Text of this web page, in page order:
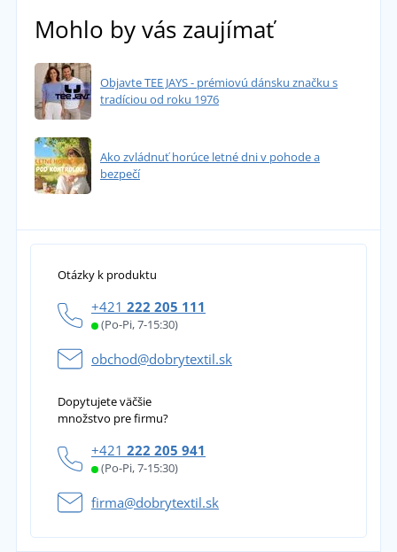
Mohlo by vás zaujímať
Objavte TEE JAYS - prémiovú dánsku značku s
tradíciou od roku 1976
Ako zvládnuť horúce letné dni v pohode a
bezpečí
Otázky k produktu
+421 222 205 111
(Po-Pi, 7-15:30)
obchod@dobrytextil.sk
Dopytujete väčšie
množstvo pre firmu?
+421 222 205 941
(Po-Pi, 7-15:30)
firma@dobrytextil.sk